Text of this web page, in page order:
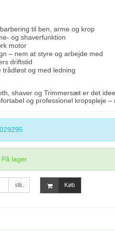
til ben, arme og krop
og shaverfunktion
motor
– nem at styre og arbejde med
driftstid
trådløst og med ledning
shaver og Trimmersæt er det
og professionel kropspleje –
På lager
stk. Køb